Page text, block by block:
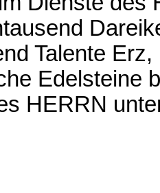
Talente
Edelsteine
HERRN